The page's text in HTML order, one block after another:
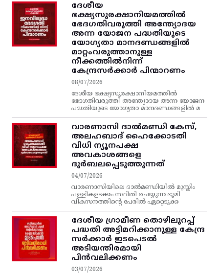
ദേശീയ
ഭക്ഷ്യസുരക്ഷാനിയമത്തിൽ
ഭേദഗതിവരുത്തി അന്ത്യോദയ
അന്ന യോജന പദ്ധതിയുടെ
യോഗ്യതാ മാനദണ്ഡങ്ങളിൽ
മാറ്റംവരുത്താനുള്ള
നീക്കത്തിൽനിന്ന്‌
കേന്ദ്രസർക്കാർ പിന്മാറണം
08/07/2026
ദേശീയ ഭക്ഷ്യസുരക്ഷാനിയമത്തിൽ
ഭേദഗതിവരുത്തി അന്ത്യോദയ അന്ന യോജന
പദ്ധതിയുടെ യോഗ്യതാ മാനദണ്ഡങ്ങളിൽ മ
വാരണാസി ദാൽമണ്ഡി കേസ്,
അലഹബാദ് ഹൈക്കോടതി
വിധി ന്യൂനപക്ഷ
അവകാശങ്ങളെ
ദുർബലപ്പെടുത്തുന്നത്
04/07/2026
വാരണാസിയിലെ ദാൽമണ്ഡിയിൽ മുസ്ലിം
പള്ളികളടക്കം സ്ഥിതി ചെയ്യുന്ന ഭൂമി
വികസനത്തിന്റെ പേരിൽ ഏറ്റെടുക്ക
ദേശീയ ഗ്രാമീണ തൊഴിലുറപ്പ്‌
പദ്ധതി അട്ടിമറിക്കാനുള്ള കേന്ദ്ര
സര്‍ക്കാര്‍ ഇടപെടല്‍
അടിയന്തിരമായി
പിന്‍വലിക്കണം
03/07/2026